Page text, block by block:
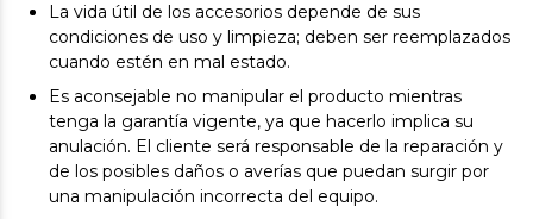
La vida útil de los accesorios depende de sus
condiciones de uso y limpieza; deben ser reemplazados
cuando estén en mal estado.
Es aconsejable no manipular el producto mientras
tenga la garantía vigente, ya que hacerlo implica su
anulación. El cliente será responsable de la reparación y
de los posibles daños o averías que puedan surgir por
una manipulación incorrecta del equipo.